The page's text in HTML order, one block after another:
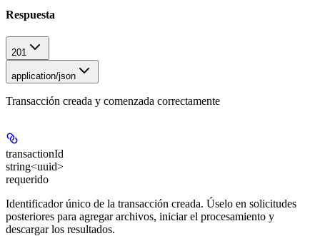
Respuesta
201
application/json
Transacción creada y comenzada correctamente
transactionId
string<uuid>
requerido
Identificador único de la transacción creada. Úselo en solicitudes
posteriores para agregar archivos, iniciar el procesamiento y
descargar los resultados.